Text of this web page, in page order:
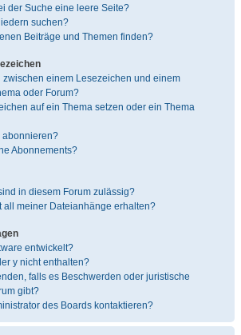
der Suche eine leere Seite?
suchen?
Beiträge und Themen finden?
zwischen einem Lesezeichen und einem
oder Forum?
auf ein Thema setzen oder ein Thema
abonnieren?
Abonnements?
in diesem Forum zulässig?
all meiner Dateianhänge erhalten?
entwickelt?
y nicht enthalten?
falls es Beschwerden oder juristische
gibt?
des Boards kontaktieren?